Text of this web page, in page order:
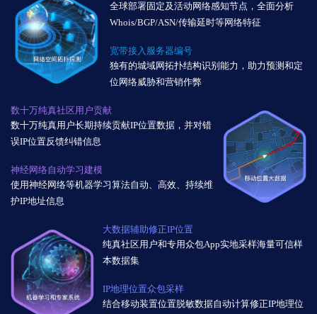
全球部署固定及活动网络感知节点，全面分析
Whois/BGP/ASN/传输延时等网络特征
宽带接入服务器编号
独有的城域网拓扑结构识别能力，助力预测和定
位网络威胁和营销作弊
数十万纯真社区用户贡献
数十万纯真用户长期持续贡献IP位置数据，并对错
误IP位置反馈纠错信息
神经网络自动学习建模
使用神经网络等机器学习算法自动、高效、持续维
护IP地址信息
大数据辅助修正IP位置
纯真社区用户和专用众包App实地采样海量可信样
本数据集
IP地理位置众包采样
结合移动装置位置脱敏数据自动计算修正IP地理位